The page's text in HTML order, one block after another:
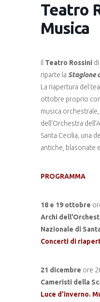
Teatro
Musica
Il Teatro Rossini di
riparte la Stagione
La riapertura del
ottobre proprio
musica
dell’Orchestra
Santa Cecilia, una
antiche, blasonate
PROGRAMMA
18 e 19 ottobre
Archi
Nazionale di
Concerti di
21 dicembre ore
Cameristi della
Luce d’inverno.